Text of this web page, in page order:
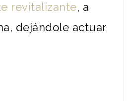
revitalizante, a
dejándole actuar